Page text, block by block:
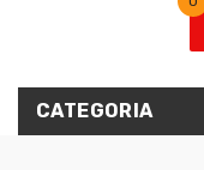
CATEGORIA